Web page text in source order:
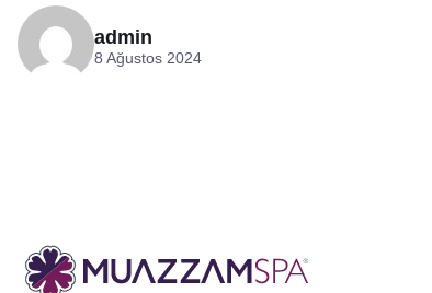
admin
8 Ağustos 2024